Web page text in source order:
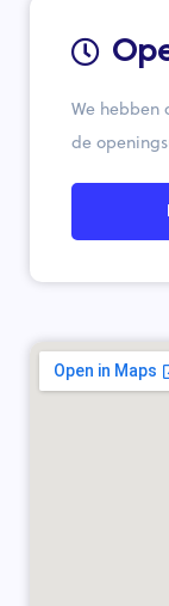
We hebben
de